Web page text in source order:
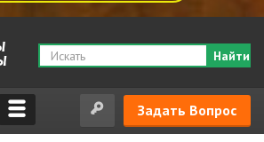
Найти
Задать Вопрос